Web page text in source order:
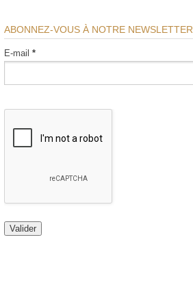
ABONNEZ-VOUS À NOTRE NEWSLETTER
E-mail *